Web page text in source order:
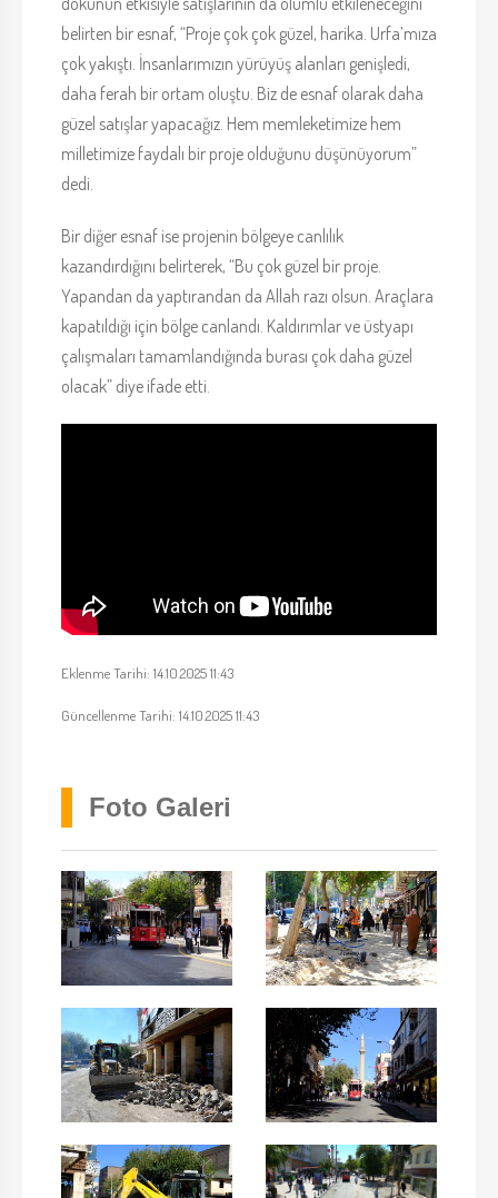
belirten bir esnaf, “Proje çok çok güzel, harika. Urfa’mıza
çok yakıştı. İnsanlarımızın yürüyüş alanları genişledi,
daha ferah bir ortam oluştu. Biz de esnaf olarak daha
güzel satışlar yapacağız. Hem memleketimize hem
milletimize faydalı bir proje olduğunu düşünüyorum”
dedi.
Bir diğer esnaf ise projenin bölgeye canlılık
kazandırdığını belirterek, “Bu çok güzel bir proje.
Yapandan da yaptırandan da Allah razı olsun. Araçlara
kapatıldığı için bölge canlandı. Kaldırımlar ve üstyapı
çalışmaları tamamlandığında burası çok daha güzel
olacak” diye ifade etti.
Eklenme Tarihi: 14.10.2025 11:43
Güncellenme Tarihi: 14.10.2025 11:43
Foto Galeri